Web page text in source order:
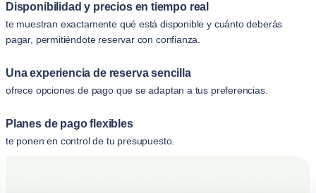
Disponibilidad y precios en tiempo real
te muestran exactamente qué está disponible y cuánto deberás
pagar, permitiéndote reservar con confianza.
Una experiencia de reserva sencilla
ofrece opciones de pago que se adaptan a tus preferencias.
Planes de pago flexibles
te ponen en control de tu presupuesto.